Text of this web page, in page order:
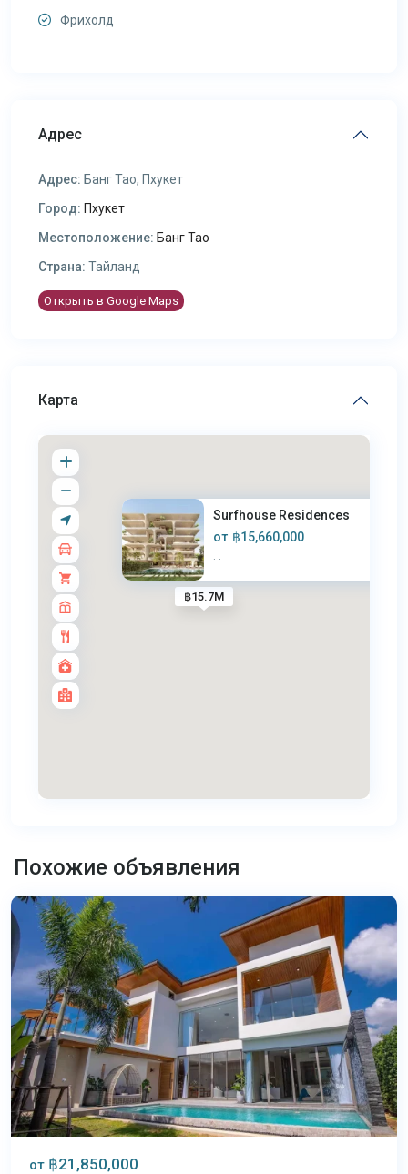
Фрихолд
Адрес
Адрес: Банг Тао, Пхукет
Город: Пхукет
Местоположение: Банг Тао
Страна: Тайланд
Открыть в Google Maps
Карта
฿15.7M
Surfhouse Residences
от ฿15,660,000
· ·
Похожие объявления
Пхукет
от ฿21,850,000